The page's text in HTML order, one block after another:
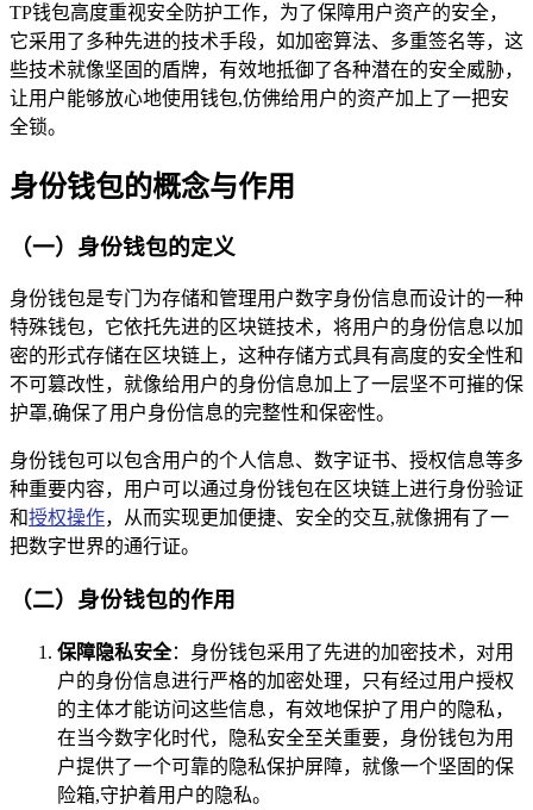
TP钱包高度重视安全防护工作，为了保障用户资产的安全，
它采用了多种先进的技术手段，如加密算法、多重签名等，这
些技术就像坚固的盾牌，有效地抵御了各种潜在的安全威胁，
让用户能够放心地使用钱包,仿佛给用户的资产加上了一把安
全锁。
身份钱包的概念与作用
（一）身份钱包的定义
身份钱包是专门为存储和管理用户数字身份信息而设计的一种
特殊钱包，它依托先进的区块链技术，将用户的身份信息以加
密的形式存储在区块链上，这种存储方式具有高度的安全性和
不可篡改性，就像给用户的身份信息加上了一层坚不可摧的保
护罩,确保了用户身份信息的完整性和保密性。
身份钱包可以包含用户的个人信息、数字证书、授权信息等多
种重要内容，用户可以通过身份钱包在区块链上进行身份验证
和授权操作，从而实现更加便捷、安全的交互,就像拥有了一
把数字世界的通行证。
（二）身份钱包的作用
保障隐私安全：身份钱包采用了先进的加密技术，对用
户的身份信息进行严格的加密处理，只有经过用户授权
的主体才能访问这些信息，有效地保护了用户的隐私，
在当今数字化时代，隐私安全至关重要，身份钱包为用
户提供了一个可靠的隐私保护屏障，就像一个坚固的保
险箱,守护着用户的隐私。